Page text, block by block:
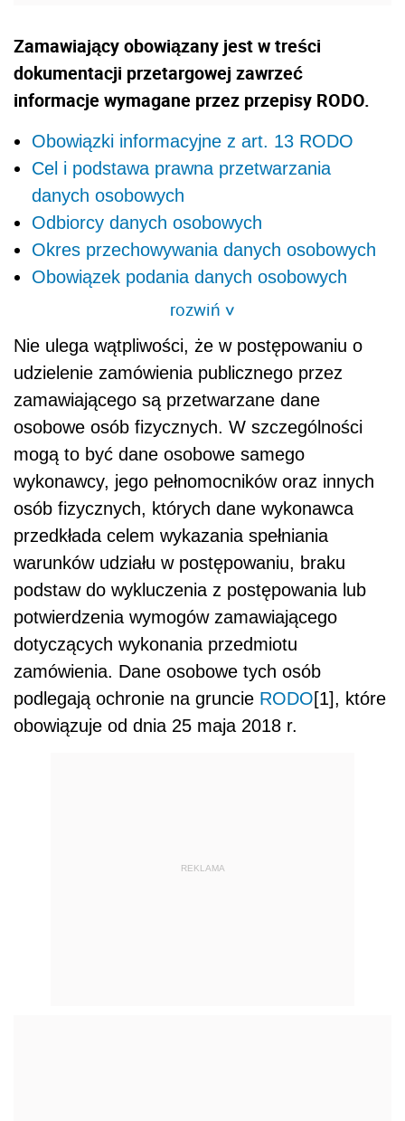
Zamawiający obowiązany jest w treści
dokumentacji przetargowej zawrzeć
informacje wymagane przez przepisy RODO.
Obowiązki informacyjne z art. 13 RODO
Cel i podstawa prawna przetwarzania
danych osobowych
Odbiorcy danych osobowych
Okres przechowywania danych osobowych
Obowiązek podania danych osobowych
rozwiń>
Nie ulega wątpliwości, że w postępowaniu o
udzielenie zamówienia publicznego przez
zamawiającego są przetwarzane dane
osobowe osób fizycznych. W szczególności
mogą to być dane osobowe samego
wykonawcy, jego pełnomocników oraz innych
osób fizycznych, których dane wykonawca
przedkłada celem wykazania spełniania
warunków udziału w postępowaniu, braku
podstaw do wykluczenia z postępowania lub
potwierdzenia wymogów zamawiającego
dotyczących wykonania przedmiotu
zamówienia. Dane osobowe tych osób
podlegają ochronie na gruncie RODO[1], które
obowiązuje od dnia 25 maja 2018 r.
REKLAMA